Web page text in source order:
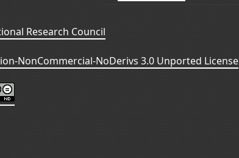
Research Council
NonCommercial-NoDerivs 3.0 Unported License